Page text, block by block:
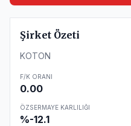
Şirket Özeti
KOTON
F/K ORANI
0.00
ÖZSERMAYE KARLILIĞI
%-12.1